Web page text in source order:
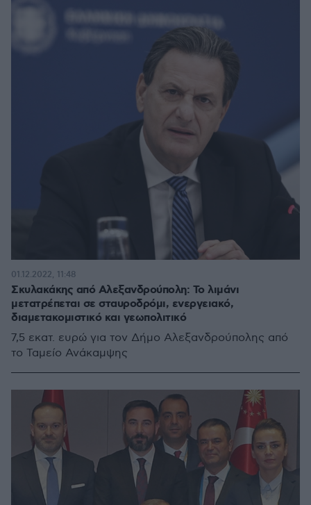
Σκυλακάκης από Αλεξανδρούπολη: Το λιμάνι
μετατρέπεται σε σταυροδρόμι, ενεργειακό,
διαμετακομιστικό και γεωπολιτικό
7,5 εκατ. ευρώ για τον Δήμο Αλεξανδρούπολης από
το Ταμείο Ανάκαμψης
01.12.2022, 11:48